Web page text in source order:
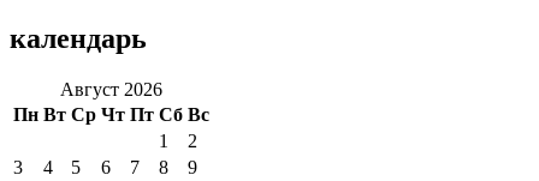
календарь
Август 2026
Пн Вт Ср Чт Пт Сб Вс
1
2
3
4 5 6 7 8
9